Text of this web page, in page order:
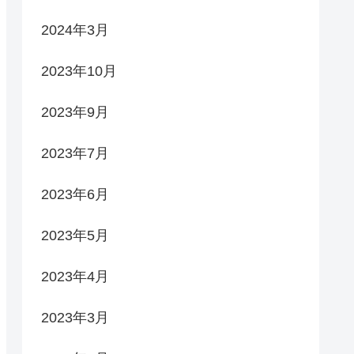
2024年3月
2023年10月
2023年9月
2023年7月
2023年6月
2023年5月
2023年4月
2023年3月